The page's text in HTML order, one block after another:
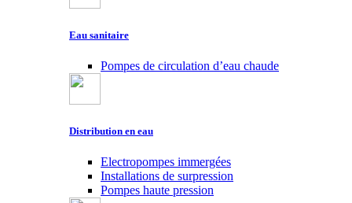
Eau sanitaire
Pompes de circulation d’eau chaude
Distribution en eau
Electropompes immergées
Installations de surpression
Pompes haute pression